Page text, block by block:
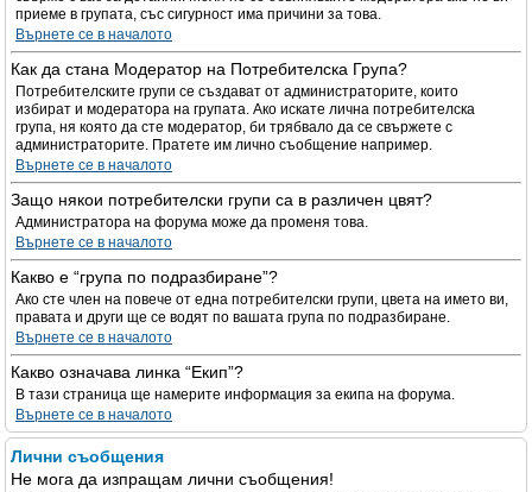
приеме в групата, със сигурност има причини за това.
Върнете се в началото
Как да стана Модератор на Потребителска Група?
Потребителските групи се създават от администраторите, които
избират и модератора на групата. Ако искате лична потребителска
група, ня която да сте модератор, би трябвало да се свържете с
администраторите. Пратете им лично съобщение например.
Върнете се в началото
Защо някои потребителски групи са в различен цвят?
Администратора на форума може да променя това.
Върнете се в началото
Какво е “група по подразбиране”?
Ако сте член на повече от една потребителски групи, цвета на името ви,
правата и други ще се водят по вашата група по подразбиране.
Върнете се в началото
Какво означава линка “Екип”?
В тази страница ще намерите информация за екипа на форума.
Върнете се в началото
Лични съобщения
Не мога да изпращам лични съобщения!